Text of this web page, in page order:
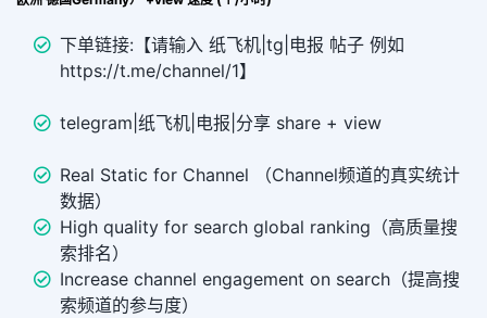
下单链接:【请输入 纸飞机|tg|电报 帖子 例如
https://t.me/channel/1】
telegram|纸飞机|电报|分享 share + view
Real Static for Channel （Channel频道的真实统计
数据）
High quality for search global ranking（高质量搜
索排名）
Increase channel engagement on search（提高搜
索频道的参与度）